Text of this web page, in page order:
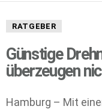
RATGEBER
Günstige
überzeugen
Hamburg – Mit